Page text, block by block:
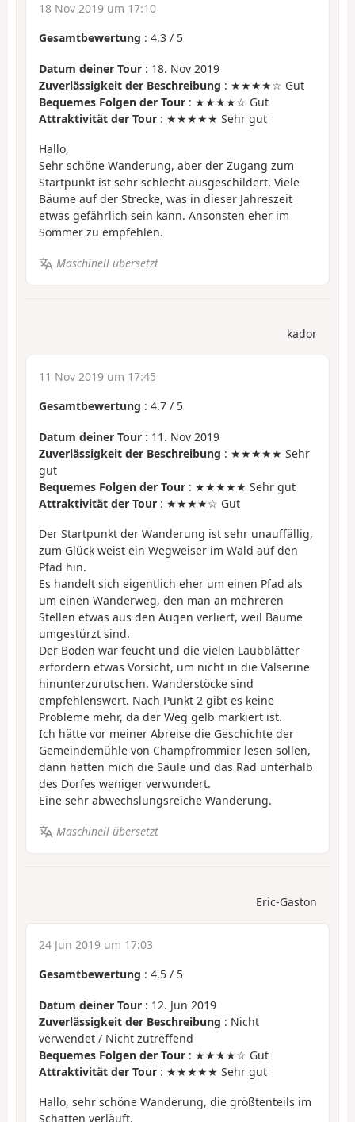
18 Nov 2019 um 17:10
Gesamtbewertung : 4.3 / 5
Datum deiner Tour : 18. Nov 2019
Zuverlässigkeit der Beschreibung : ★★★★☆ Gut
Bequemes Folgen der Tour : ★★★★☆ Gut
Attraktivität der Tour : ★★★★★ Sehr gut
Hallo,
Sehr schöne Wanderung, aber der Zugang zum
Startpunkt ist sehr schlecht ausgeschildert. Viele
Bäume auf der Strecke, was in dieser Jahreszeit
etwas gefährlich sein kann. Ansonsten eher im
Sommer zu empfehlen.
Maschinell übersetzt
kador
11 Nov 2019 um 17:45
Gesamtbewertung : 4.7 / 5
Datum deiner Tour : 11. Nov 2019
Zuverlässigkeit der Beschreibung : ★★★★★ Sehr
gut
Bequemes Folgen der Tour : ★★★★★ Sehr gut
Attraktivität der Tour : ★★★★☆ Gut
Der Startpunkt der Wanderung ist sehr unauffällig,
zum Glück weist ein Wegweiser im Wald auf den
Pfad hin.
Es handelt sich eigentlich eher um einen Pfad als
um einen Wanderweg, den man an mehreren
Stellen etwas aus den Augen verliert, weil Bäume
umgestürzt sind.
Der Boden war feucht und die vielen Laubblätter
erfordern etwas Vorsicht, um nicht in die Valserine
hinunterzurutschen. Wanderstöcke sind
empfehlenswert. Nach Punkt 2 gibt es keine
Probleme mehr, da der Weg gelb markiert ist.
Ich hätte vor meiner Abreise die Geschichte der
Gemeindemühle von Champfrommier lesen sollen,
dann hätten mich die Säule und das Rad unterhalb
des Dorfes weniger verwundert.
Eine sehr abwechslungsreiche Wanderung.
Maschinell übersetzt
Eric-Gaston
24 Jun 2019 um 17:03
Gesamtbewertung : 4.5 / 5
Datum deiner Tour : 12. Jun 2019
Zuverlässigkeit der Beschreibung : Nicht
verwendet / Nicht zutreffend
Bequemes Folgen der Tour : ★★★★☆ Gut
Attraktivität der Tour : ★★★★★ Sehr gut
Hallo, sehr schöne Wanderung, die größtenteils im
Schatten verläuft.